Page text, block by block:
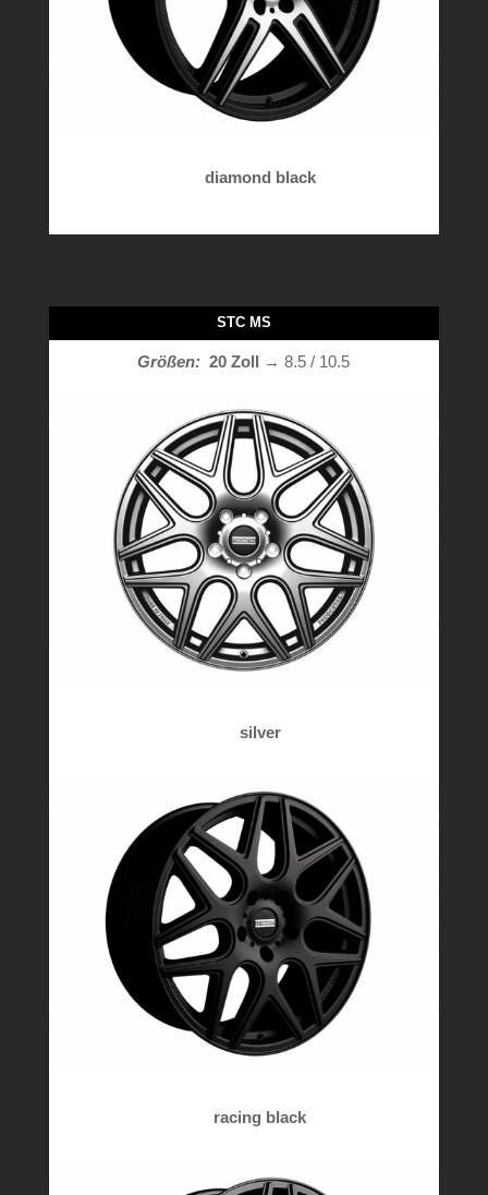
diamond black
STC MS
Größen:20 Zoll → 8.5 / 10.5
silver
racing black